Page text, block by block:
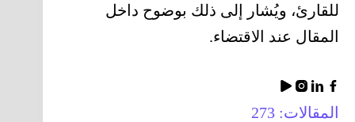
للقارئ، ويُشار إلى ذلك بوضوح داخل
المقال عند الاقتضاء.
المقالات: 273